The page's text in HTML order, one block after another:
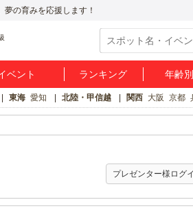
の育みを応援します！
ベント ランキング 年齢
東海 愛知 北陸・甲信越 関西 大阪 京都
プレゼンター様ログ